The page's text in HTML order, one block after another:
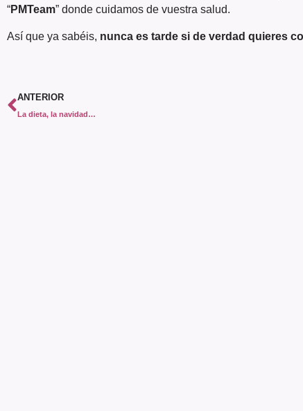
“PMTeam” donde cuidamos de vuestra salud.
Así que ya sabéis, nunca es tarde si de verdad quieres
ANTERIOR
La dieta, la navidad…